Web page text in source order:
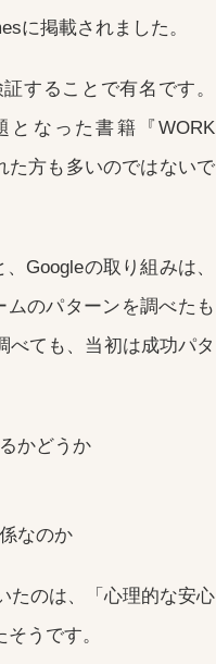
に掲載されました。
することで有名です。
となった書籍『WORK
た方も多いのではないで
Googleの取り組みは、
のパターンを調べたも
べても、当初は成功パタ
かどうか
なのか
たのは、「心理的な安心
うです。